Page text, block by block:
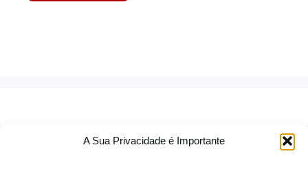
A Sua Privacidade é Importante